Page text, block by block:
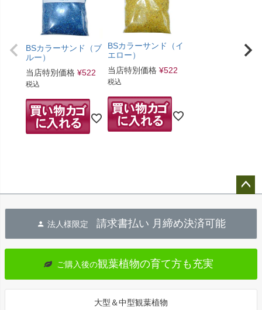
BSカラーサンド（ブ
ルー）
当店特別価格 ¥522
税込
BSカラーサンド（イ
エロー）
当店特別価格 ¥522
税込
へ
法人様限定 請求書払い 月締め決済可能
ご購入後の観葉植物の育て方も充実
大型＆中型観葉植物